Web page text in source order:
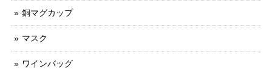
銅マグカップ
マスク
ワインバッグ